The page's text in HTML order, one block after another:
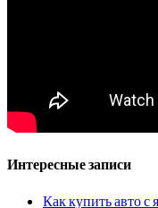
Интересные записи
Как купить авто с